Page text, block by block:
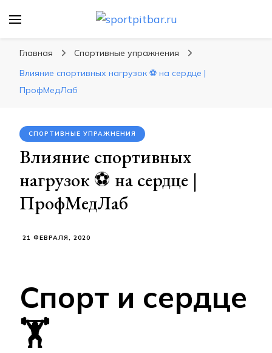
спортивных упражнения, правильные
диеты, программы тренировок
Главная
Спортивные упражнения
Влияние спортивных нагрузок ⚽ на сердце |
ПрофМедЛаб
СПОРТИВНЫЕ УПРАЖНЕНИЯ
Влияние спортивных
нагрузок ⚽ на сердце |
ПрофМедЛаб
21 ФЕВРАЛЯ, 2020
Спорт и сердце
🏋